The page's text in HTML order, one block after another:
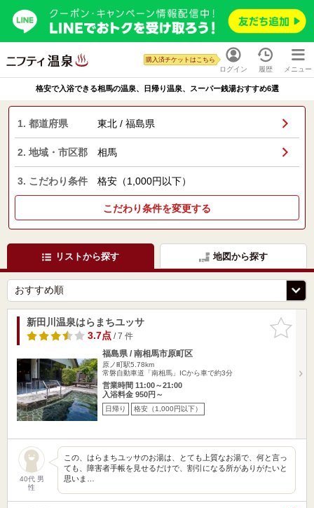
ログイン
購入済チケットはこちら
履歴 メニュー
格安で入浴できる相馬の温泉、日帰り温泉、スーパー銭湯おすすめ6選
1. 都道府県 東北 / 福島県
2. 地域・市区郡 相馬
3. こだわり条件 格安（1,000円以下）
こだわり条件を変更する
リストから探す 地図から探す
お気に入
りに追加
新田川温泉はらまちユッサ
3.7点/ 7 件
福島県 / 南相馬市原町区
原ノ町駅5.78km
常磐自動車道「南相馬」ICから車で約3分
営業時間 11:00～21:00
入浴料金 950円～
日帰り 格安（1,000円以下）
40代 男
性
この、はらまちユッサのお湯は、とても上質なお湯で、何と言っ
ても、障害者手帳を見せるだけで、割引になる所がありがたいと
思いま…